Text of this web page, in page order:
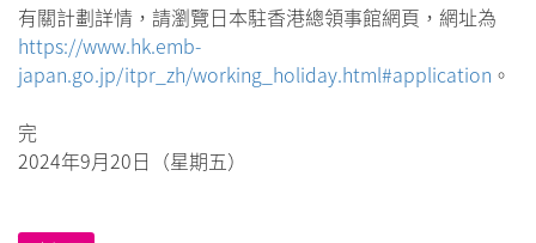
有關計劃詳情，請瀏覽日本駐香港總領事館網頁，網址為
https://www.hk.emb-
japan.go.jp/itpr_zh/working_holiday.html#application 。
完
2024年9月20日（星期五）